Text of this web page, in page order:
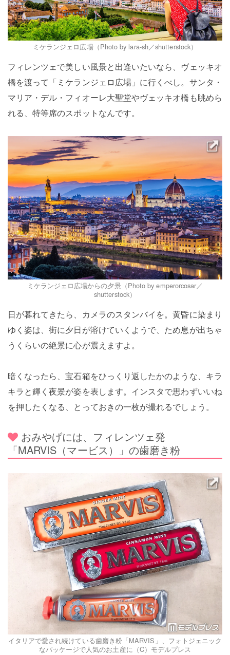
ミケランジェロ広場（Photo by lara-sh／shutterstock）
フィレンツェで美しい風景と出逢いたいなら、ヴェッキオ
橋を渡って「ミケランジェロ広場」に行くべし。サンタ・
マリア・デル・フィオーレ大聖堂やヴェッキオ橋も眺めら
れる、特等席のスポットなんです。
ミケランジェロ広場からの夕景（Photo by emperorcosar／
shutterstock）
日が暮れてきたら、カメラのスタンバイを。黄昏に染まり
ゆく姿は、街に夕日が溶けていくようで、ため息が出ちゃ
うくらいの絶景に心が震えますよ。
暗くなったら、宝石箱をひっくり返したかのような、キラ
キラと輝く夜景が姿を表します。インスタで思わずいいね
を押したくなる、とっておきの一枚が撮れるでしょう。
おみやげには、フィレンツェ発
「MARVIS（マービス）」の歯磨き粉
イタリアで愛され続けている歯磨き粉「MARVIS」、フォトジェニック
なパッケージで人気のお土産に（C）モデルプレス